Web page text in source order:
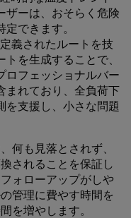
ザーは、おそらく危険
できます。
義されたルートを技
を生成することで、
ロフェッショナルバー
まれており、全負荷下
を支援し、小さな問題
何も見落とされず、
されることを保証し
ォローアップがしや
管理に費やす時間を
を増やします。